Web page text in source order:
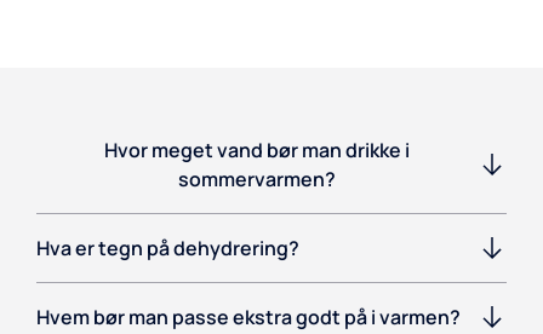
Hvor meget vand bør man drikke i
sommervarmen?
Hva er tegn på dehydrering?
Hvem bør man passe ekstra godt på i varmen?